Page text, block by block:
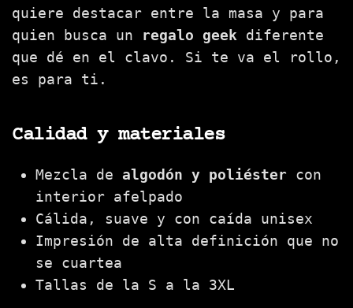
quiere destacar entre la masa y para
quien busca un regalo geek diferente
que dé en el clavo. Si te va el rollo,
es para ti.
Calidad y materiales
Mezcla de algodón y poliéster con
interior afelpado
Cálida, suave y con caída unisex
Impresión de alta definición que no
se cuartea
Tallas de la S a la 3XL